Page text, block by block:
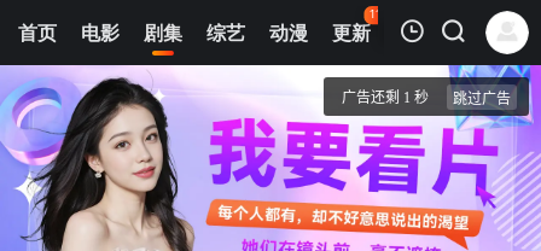
首页 电影 剧集 综艺 动漫 更新
113
热榜 APP
我的观影记录
第09集
千香
清空